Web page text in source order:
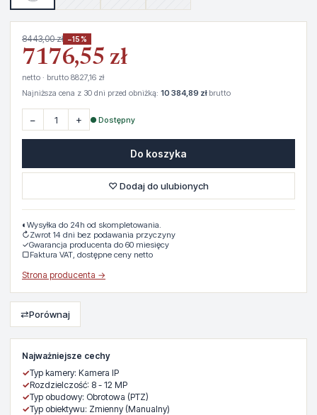
Najważniejsze cechy
✓Typ kamery: Kamera IP
✓Rozdzielczość: 8 - 12 MP
✓Typ obudowy: Obrotowa (PTZ)
✓Typ obiektywu: Zmienny (Manualny)
8443,00 zł −15%
7176,55 zł
netto · brutto 8827,16 zł
Najniższa cena z 30 dni przed obniżką: 10 384,89 złbrutto
− + ● Dostępny
Do koszyka
♡ Dodaj do ulubionych
◐ Wysyłka do 24h od skompletowania.
↻Zwrot 14 dni bez podawania przyczyny
✓Gwarancja producenta do 60 miesięcy
▢Faktura VAT, dostępne ceny netto
Strona producenta →
⇄Porównaj